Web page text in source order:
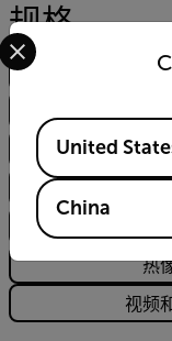
规格
合规
常
测量
热
视频
Select your
Available Locations
United
China